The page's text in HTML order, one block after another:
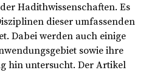
Hadithwissenschaften. Es
dieser umfassenden
Dabei werden auch einige
sowie ihre
hin untersucht. Der Artikel